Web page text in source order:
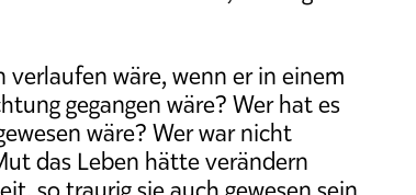
wäre, wenn er in einem
gegangen wäre? Wer hat es
wäre? Wer war nicht
das Leben hätte verändern